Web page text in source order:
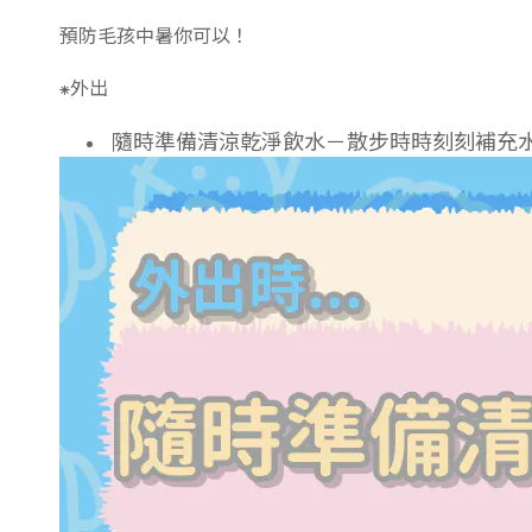
預防毛孩中暑你可以！
⁕外出
隨時準備清涼乾淨飲水－散步時時刻刻補充